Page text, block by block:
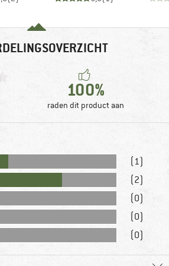
100%
raden dit product aan
(1)
(2)
(0)
(0)
(0)